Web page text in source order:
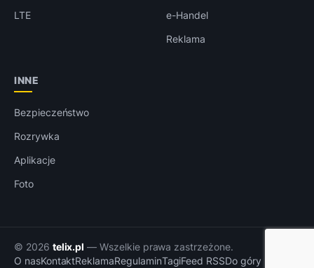
LTE
e-Handel
Reklama
INNE
Bezpieczeństwo
Rozrywka
Aplikacje
Foto
© 2026 telix.pl — Wszelkie prawa zastrzeżone.
O nasKontaktReklamaRegulaminTagiFeed RSSDo góry ↑